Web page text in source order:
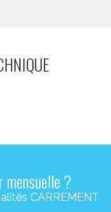
?
CARREMENT